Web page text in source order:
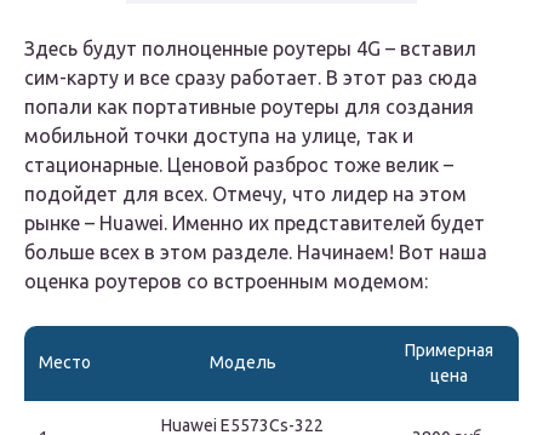
Здесь будут полноценные роутеры 4G – вставил
сим-карту и все сразу работает. В этот раз сюда
попали как портативные роутеры для создания
мобильной точки доступа на улице, так и
стационарные. Ценовой разброс тоже велик –
подойдет для всех. Отмечу, что лидер на этом
рынке – Huawei. Именно их представителей будет
больше всех в этом разделе. Начинаем! Вот наша
оценка роутеров со встроенным модемом:
Место Модель
Примерная
цена
Huawei E5573Cs-322